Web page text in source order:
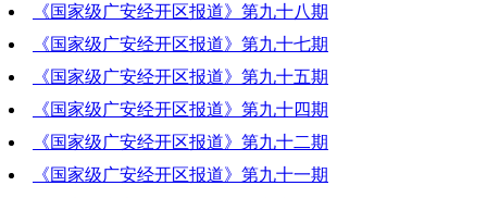
《国家级广安经开区报道》第九十八期
《国家级广安经开区报道》第九十七期
《国家级广安经开区报道》第九十五期
《国家级广安经开区报道》第九十四期
《国家级广安经开区报道》第九十二期
《国家级广安经开区报道》第九十一期